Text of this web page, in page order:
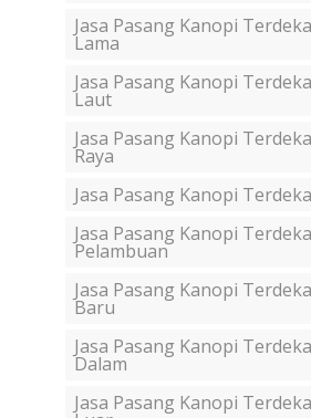
Jasa Pasang Kanopi
Lama
Jasa Pasang Kanopi
Laut
Jasa Pasang Kanopi
Raya
Jasa Pasang Kanopi
Jasa Pasang Kanopi
Pelambuan
Jasa Pasang Kanopi
Baru
Jasa Pasang Kanopi
Dalam
Jasa Pasang Kanopi